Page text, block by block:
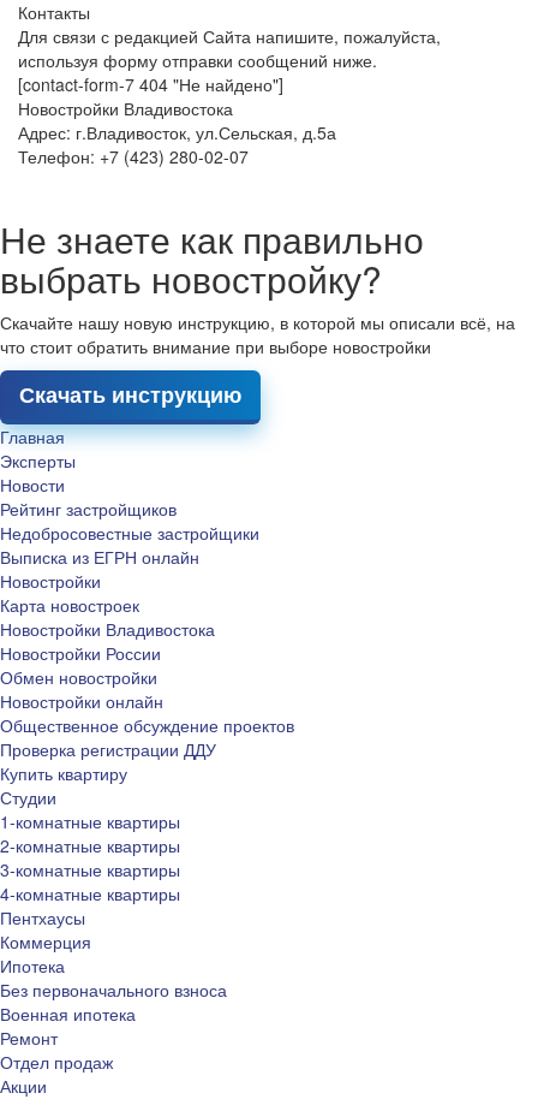
Контакты
Для связи с редакцией Сайта напишите, пожалуйста,
используя форму отправки сообщений ниже.
[contact-form-7 404 "Не найдено"]
Новостройки Владивостока
Адрес: г.Владивосток, ул.Сельская, д.5а
Телефон: +7 (423) 280-02-07
Не знаете как правильно
выбрать новостройку?
Скачайте нашу новую инструкцию, в которой мы описали всё, на
что стоит обратить внимание при выборе новостройки
Скачать инструкцию
Главная
Эксперты
Новости
Рейтинг застройщиков
Недобросовестные застройщики
Выписка из ЕГРН онлайн
Новостройки
Карта новостроек
Новостройки Владивостока
Новостройки России
Обмен новостройки
Новостройки онлайн
Общественное обсуждение проектов
Проверка регистрации ДДУ
Купить квартиру
Студии
1-комнатные квартиры
2-комнатные квартиры
3-комнатные квартиры
4-комнатные квартиры
Пентхаусы
Коммерция
Ипотека
Без первоначального взноса
Военная ипотека
Ремонт
Отдел продаж
Акции